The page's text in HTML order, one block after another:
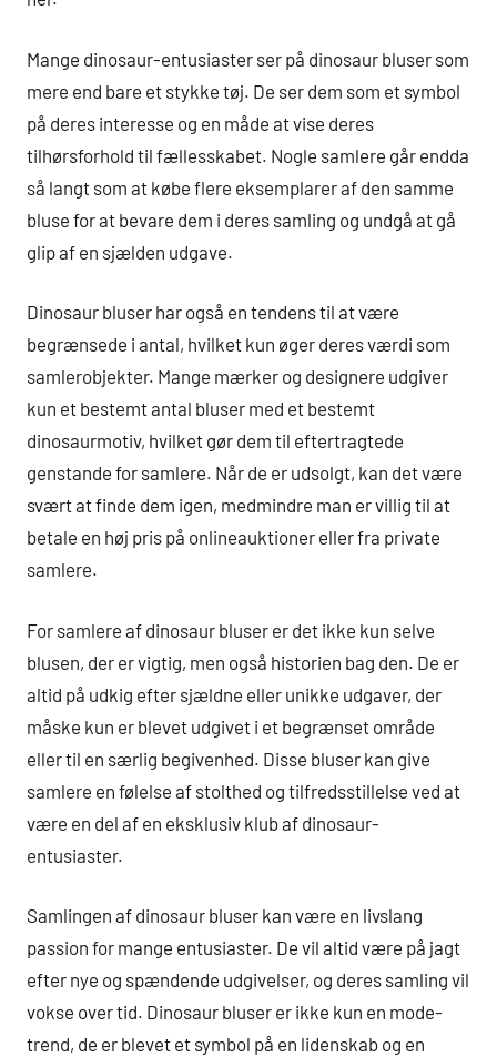
Mange dinosaur-entusiaster ser på dinosaur bluser som
mere end bare et stykke tøj. De ser dem som et symbol
på deres interesse og en måde at vise deres
tilhørsforhold til fællesskabet. Nogle samlere går endda
så langt som at købe flere eksemplarer af den samme
bluse for at bevare dem i deres samling og undgå at gå
glip af en sjælden udgave.
Dinosaur bluser har også en tendens til at være
begrænsede i antal, hvilket kun øger deres værdi som
samlerobjekter. Mange mærker og designere udgiver
kun et bestemt antal bluser med et bestemt
dinosaurmotiv, hvilket gør dem til eftertragtede
genstande for samlere. Når de er udsolgt, kan det være
svært at finde dem igen, medmindre man er villig til at
betale en høj pris på onlineauktioner eller fra private
samlere.
For samlere af dinosaur bluser er det ikke kun selve
blusen, der er vigtig, men også historien bag den. De er
altid på udkig efter sjældne eller unikke udgaver, der
måske kun er blevet udgivet i et begrænset område
eller til en særlig begivenhed. Disse bluser kan give
samlere en følelse af stolthed og tilfredsstillelse ved at
være en del af en eksklusiv klub af dinosaur-
entusiaster.
Samlingen af dinosaur bluser kan være en livslang
passion for mange entusiaster. De vil altid være på jagt
efter nye og spændende udgivelser, og deres samling vil
vokse over tid. Dinosaur bluser er ikke kun en mode-
trend, de er blevet et symbol på en lidenskab og en